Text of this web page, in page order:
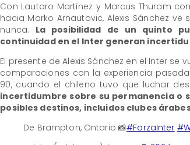
Con Lautaro Martínez y Marcus Thuram
hacia Marko Arnautovic, Alexis Sánchez
nunca. La posibilidad de un quinto
continuidad en el Inter generan
El presente de Alexis Sánchez en el Inter
comparaciones con la experiencia
90, cuando el chileno tuvo que luchar
incertidumbre sobre su permanencia o
posibles destinos, incluidos clubes
De Brampton, Ontario 📸#ForzaInter